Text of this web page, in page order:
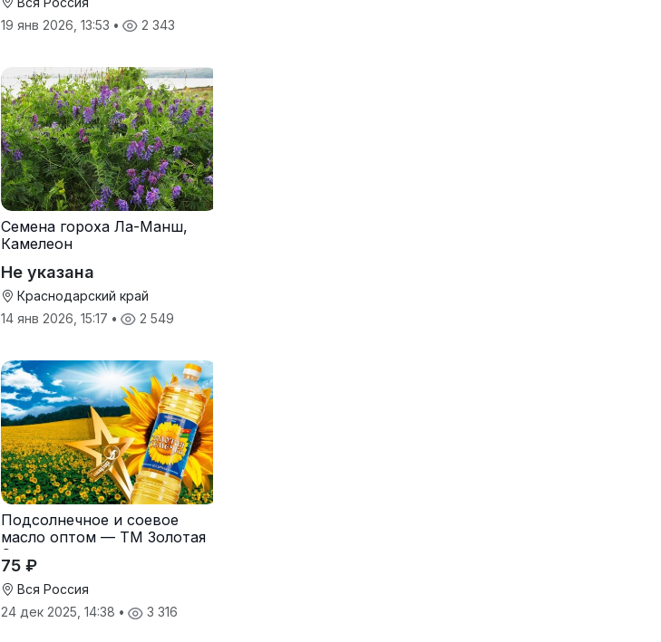
19 янв 2026, 13:53 • 2 343
Семена гороха Ла-Манш,
Камелеон
Не указана
Краснодарский край
14 янв 2026, 15:17 • 2 549
Подсолнечное и соевое
масло оптом — ТМ Золотая
Семечка
75 ₽
Вся Россия
24 дек 2025, 14:38 • 3 316